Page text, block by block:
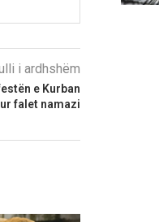
i ardhshëm
e Kurban
falet namazi